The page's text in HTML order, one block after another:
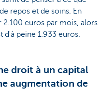
repos et de soins. En
euros par mois, alors
d'à peine 1.933 euros.
droit à un capital
augmentation de